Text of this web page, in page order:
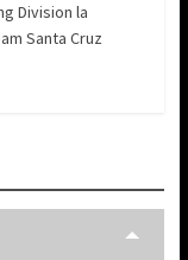
Division la
Santa Cruz